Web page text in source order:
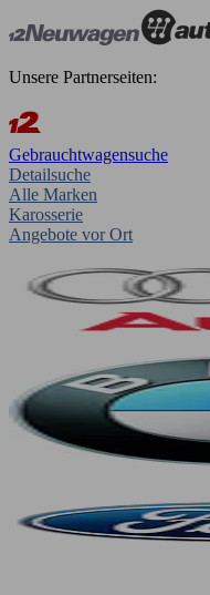
Unsere Partnerseiten:
Gebrauchtwagensuche
Detailsuche
Alle Marken
Karosserie
Angebote vor Ort